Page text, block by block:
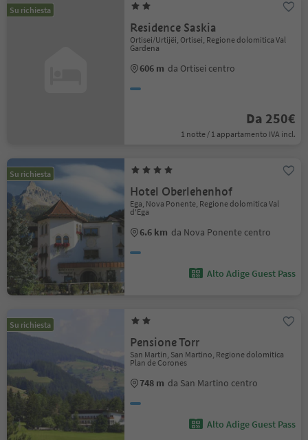
Su richiesta
Residence Saskia
Ortisei/Urtijëi, Ortisei, Regione dolomitica Val
Gardena
606 m da Ortisei centro
Da 250€
1 notte / 1 appartamento IVA incl.
Su richiesta
Hotel Oberlehenhof
Ega, Nova Ponente, Regione dolomitica Val
d'Ega
6.6 km da Nova Ponente centro
Alto Adige Guest Pass
Su richiesta
Pensione Torr
San Martin, San Martino, Regione dolomitica
Plan de Corones
748 m da San Martino centro
Alto Adige Guest Pass